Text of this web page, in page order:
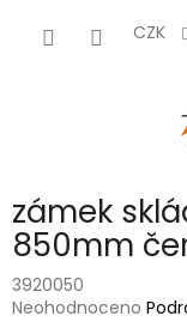
CZK
zámek
850mm
3920050
Průměrné
Neohodnoceno